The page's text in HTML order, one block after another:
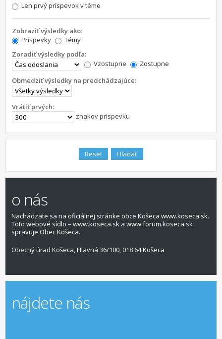
Len prvý príspevok v téme
Zobraziť výsledky ako:
Príspevky
Témy
Zoradiť výsledky podľa:
Vzostupne
Zostupne
Obmedziť výsledky na predchádzajúce:
Vrátiť prvých:
znakov príspevku
o nás
Nachádzate sa na oficiálnej stránke obce Košeca www.koseca.sk.
Toto webové sídlo – www.koseca.sk a www.forum.koseca.sk
spravuje Obec Košeca.
Obecný úrad Košeca, Hlavná 36/100, 018 64 Košeca
nájdete nás